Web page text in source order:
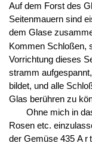
Auf dem Forst des
Seitenmauern sind
dem Glase
Kommen Schloßen,
Vorrichtung dieses
stramm
bildet, und alle
Glas berühren zu
Ohne mich in
Rosen etc.
der Gemüse 435